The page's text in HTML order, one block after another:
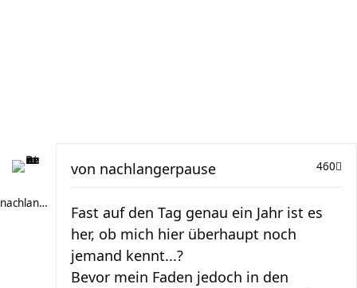
nachlangerpause
460
von nachlangerpause
Fast auf den Tag genau ein Jahr ist es
her, ob mich hier überhaupt noch
jemand kennt...?
Bevor mein Faden jedoch in den